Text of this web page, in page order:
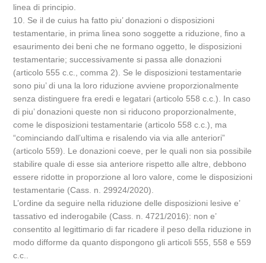
linea di principio.
10. Se il de cuius ha fatto piu’ donazioni o disposizioni
testamentarie, in prima linea sono soggette a riduzione, fino a
esaurimento dei beni che ne formano oggetto, le disposizioni
testamentarie; successivamente si passa alle donazioni
(articolo 555 c.c., comma 2). Se le disposizioni testamentarie
sono piu’ di una la loro riduzione avviene proporzionalmente
senza distinguere fra eredi e legatari (articolo 558 c.c.). In caso
di piu’ donazioni queste non si riducono proporzionalmente,
come le disposizioni testamentarie (articolo 558 c.c.), ma
“cominciando dall’ultima e risalendo via via alle anteriori”
(articolo 559). Le donazioni coeve, per le quali non sia possibile
stabilire quale di esse sia anteriore rispetto alle altre, debbono
essere ridotte in proporzione al loro valore, come le disposizioni
testamentarie (Cass. n. 29924/2020).
L’ordine da seguire nella riduzione delle disposizioni lesive e’
tassativo ed inderogabile (Cass. n. 4721/2016): non e’
consentito al legittimario di far ricadere il peso della riduzione in
modo difforme da quanto dispongono gli articoli 555, 558 e 559
c.c..